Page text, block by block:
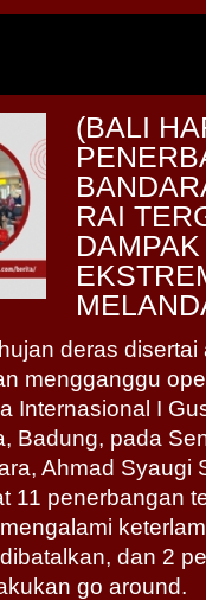
(BALI
RAI
deras
mengganggu
Internasional I
Badung, pada
Ahmad Syaugi
11 penerbangan
dan 2
go around.